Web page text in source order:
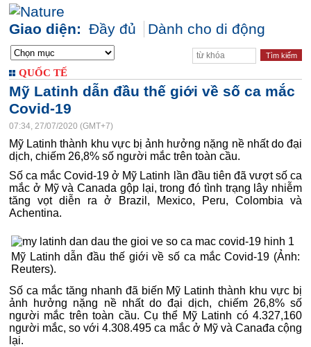
Giao diện: Đầy đủ Dành cho di động
QUỐC TẾ
Mỹ Latinh dẫn đầu thế giới về số ca mắc
Covid-19
07:34, 27/07/2020 (GMT+7)
Mỹ Latinh thành khu vực bị ảnh hưởng nặng nề nhất do đại
dịch, chiếm 26,8% số người mắc trên toàn cầu.
Số ca mắc Covid-19 ở Mỹ Latinh lần đầu tiên đã vượt số ca
mắc ở Mỹ và Canada gộp lại, trong đó tình trạng lây nhiễm
tăng vọt diễn ra ở Brazil, Mexico, Peru, Colombia và
Achentina.
Mỹ Latinh dẫn đầu thế giới về số ca mắc Covid-19 (Ảnh:
Reuters).
Số ca mắc tăng nhanh đã biến Mỹ Latinh thành khu vực bị
ảnh hưởng nặng nề nhất do đại dịch, chiếm 26,8% số
người mắc trên toàn cầu. Cụ thể Mỹ Latinh có 4.327,160
người mắc, so với 4.308.495 ca mắc ở Mỹ và Canađa cộng
lại.